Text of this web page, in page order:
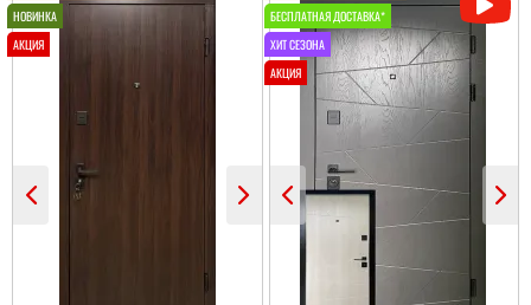
Олег
Сподобався конструктив
та наповненням. Тут ж
стеродур+мінвата і
фольгоізол ну і
терморозрив. Хлопці
установщик професійні
...